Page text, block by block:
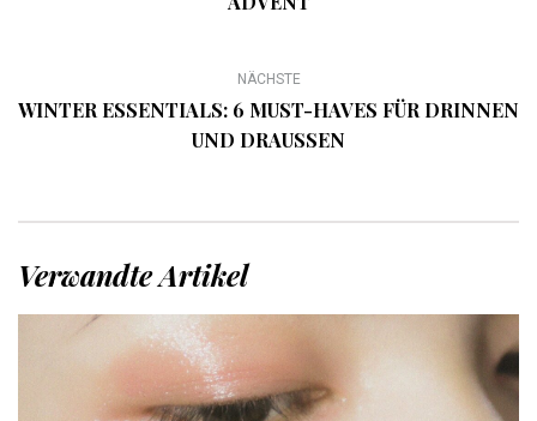
NÄCHSTE
WINTER ESSENTIALS: 6 MUST-HAVES FÜR DRINNEN
UND DRAUSSEN
Verwandte Artikel